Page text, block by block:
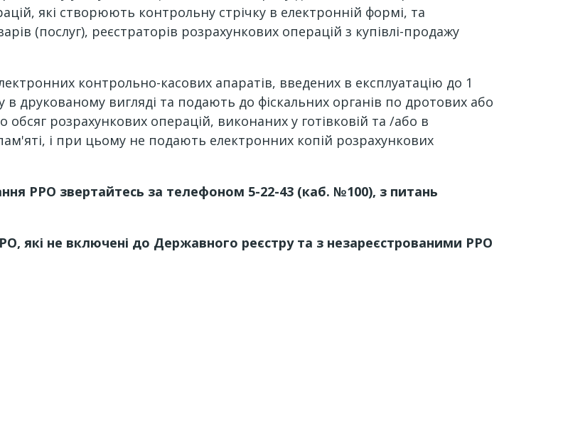
які створюють контрольну стрічку в електронній формі, та
(послуг), реєстраторів розрахункових операцій з купівлі-продажу
контрольно-касових апаратів, введених в експлуатацію до 1
друкованому вигляді та подають до фіскальних органів по дротових або
обсяг розрахункових операцій, виконаних у готівковій та /або в
пам'яті, і при цьому не подають електронних копій розрахункових
РРО звертайтесь за телефоном 5-22-43 (каб. №100), з питань
які не включені до Державного реєструта з незареєстрованими РРО